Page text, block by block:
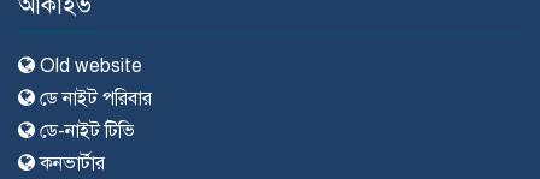
Old website
ডে নাইট পরিবার
ডে-নাইট টিভি
কনভার্টার